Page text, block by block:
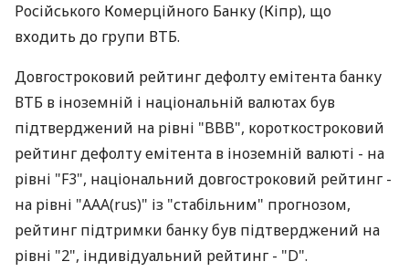
Російського Комерційного Банку (Кіпр), що
входить до групи ВТБ.
Довгостроковий рейтинг дефолту емітента банку
ВТБ в іноземній і національній валютах був
підтверджений на рівні "BBB", короткостроковий
рейтинг дефолту емітента в іноземній валюті - на
рівні "F3", національний довгостроковий рейтинг -
на рівні "AAA(rus)" із "стабільним" прогнозом,
рейтинг підтримки банку був підтверджений на
рівні "2", індивідуальний рейтинг - "D".